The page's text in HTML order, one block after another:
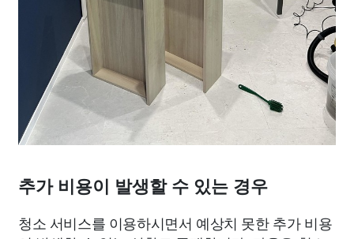
추가 비용이 발생할 수 있는 경우
청소 서비스를 이용하시면서 예상치 못한 추가 비용